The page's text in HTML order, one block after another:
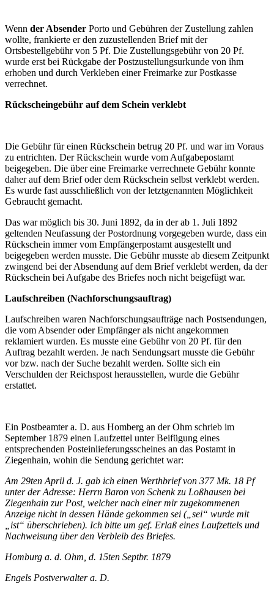
Wenn der Absender Porto und Gebühren der Zustellung zahlen
wollte, frankierte er den zuzustellenden Brief mit der
Ortsbestellgebühr von 5 Pf. Die Zustellungsgebühr von 20 Pf.
wurde erst bei Rückgabe der Postzustellungsurkunde von ihm
erhoben und durch Verkleben einer Freimarke zur Postkasse
verrechnet.
Rückscheingebühr auf dem Schein verklebt
Die Gebühr für einen Rückschein betrug 20 Pf. und war im Voraus
zu entrichten. Der Rückschein wurde vom Aufgabepostamt
beigegeben. Die über eine Freimarke verrechnete Gebühr konnte
daher auf dem Brief oder dem Rückschein selbst verklebt werden.
Es wurde fast ausschließlich von der letztgenannten Möglichkeit
Gebraucht gemacht.
Das war möglich bis 30. Juni 1892, da in der ab 1. Juli 1892
geltenden Neufassung der Postordnung vorgegeben wurde, dass ein
Rückschein immer vom Empfängerpostamt ausgestellt und
beigegeben werden musste. Die Gebühr musste ab diesem Zeitpunkt
zwingend bei der Absendung auf dem Brief verklebt werden, da der
Rückschein bei Aufgabe des Briefes noch nicht beigefügt war.
Laufschreiben (Nachforschungsauftrag)
Laufschreiben waren Nachforschungsaufträge nach Postsendungen,
die vom Absender oder Empfänger als nicht angekommen
reklamiert wurden. Es musste eine Gebühr von 20 Pf. für den
Auftrag bezahlt werden. Je nach Sendungsart musste die Gebühr
vor bzw. nach der Suche bezahlt werden. Sollte sich ein
Verschulden der Reichspost herausstellen, wurde die Gebühr
erstattet.
Ein Postbeamter a. D. aus Homberg an der Ohm schrieb im
September 1879 einen Laufzettel unter Beifügung eines
entsprechenden Posteinlieferungsscheines an das Postamt in
Ziegenhain, wohin die Sendung gerichtet war:
Am 29ten April d. J. gab ich einen Werthbrief von 377 Mk. 18 Pf
unter der Adresse: Herrn Baron von Schenk zu Loßhausen bei
Ziegenhain zur Post, welcher nach einer mir zugekommenen
Anzeige nicht in dessen Hände gekommen sei („sei“ wurde mit
„ist“ überschrieben). Ich bitte um gef. Erlaß eines Laufzettels und
Nachweisung über den Verbleib des Briefes.
Homburg a. d. Ohm, d. 15ten Septbr. 1879
Engels Postverwalter a. D.